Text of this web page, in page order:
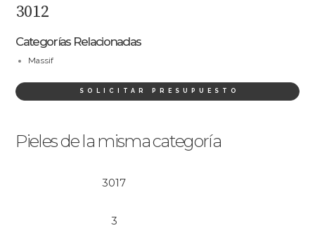
3012
Categorías Relacionadas
Massif
SOLICITAR PRESUPUESTO
Pieles de la misma categoría
3017
3